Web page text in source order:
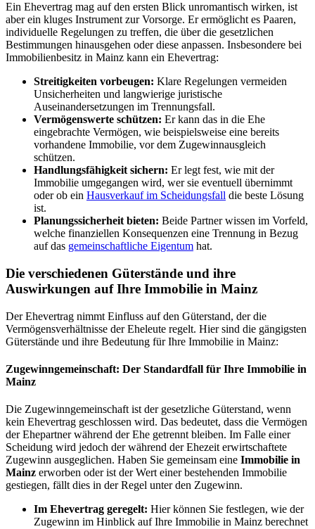
Ein Ehevertrag mag auf den ersten Blick unromantisch wirken, ist
aber ein kluges Instrument zur Vorsorge. Er ermöglicht es Paaren,
individuelle Regelungen zu treffen, die über die gesetzlichen
Bestimmungen hinausgehen oder diese anpassen. Insbesondere bei
Immobilienbesitz in Mainz kann ein Ehevertrag:
Streitigkeiten vorbeugen: Klare Regelungen vermeiden
Unsicherheiten und langwierige juristische
Auseinandersetzungen im Trennungsfall.
Vermögenswerte schützen: Er kann das in die Ehe
eingebrachte Vermögen, wie beispielsweise eine bereits
vorhandene Immobilie, vor dem Zugewinnausgleich
schützen.
Handlungsfähigkeit sichern: Er legt fest, wie mit der
Immobilie umgegangen wird, wer sie eventuell übernimmt
oder ob ein Hausverkauf im Scheidungsfall die beste Lösung
ist.
Planungssicherheit bieten: Beide Partner wissen im Vorfeld,
welche finanziellen Konsequenzen eine Trennung in Bezug
auf das gemeinschaftliche Eigentum hat.
Die verschiedenen Güterstände und ihre
Auswirkungen auf Ihre Immobilie in Mainz
Der Ehevertrag nimmt Einfluss auf den Güterstand, der die
Vermögensverhältnisse der Eheleute regelt. Hier sind die gängigsten
Güterstände und ihre Bedeutung für Ihre Immobilie in Mainz:
Zugewinngemeinschaft: Der Standardfall für Ihre Immobilie in
Mainz
Die Zugewinngemeinschaft ist der gesetzliche Güterstand, wenn
kein Ehevertrag geschlossen wird. Das bedeutet, dass die Vermögen
der Ehepartner während der Ehe getrennt bleiben. Im Falle einer
Scheidung wird jedoch der während der Ehezeit erwirtschaftete
Zugewinn ausgeglichen. Haben Sie gemeinsam eine Immobilie in
Mainz erworben oder ist der Wert einer bestehenden Immobilie
gestiegen, fällt dies in der Regel unter den Zugewinn.
Im Ehevertrag geregelt: Hier können Sie festlegen, wie der
Zugewinn im Hinblick auf Ihre Immobilie in Mainz berechnet